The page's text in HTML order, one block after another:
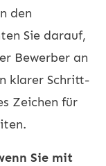
den
Sie darauf,
Bewerber an
klarer Schritt-
Zeichen für
Sie mit